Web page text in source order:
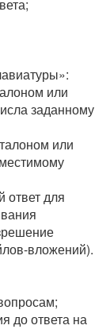
или
заданному
или
ответ для
вложений).
до ответа на